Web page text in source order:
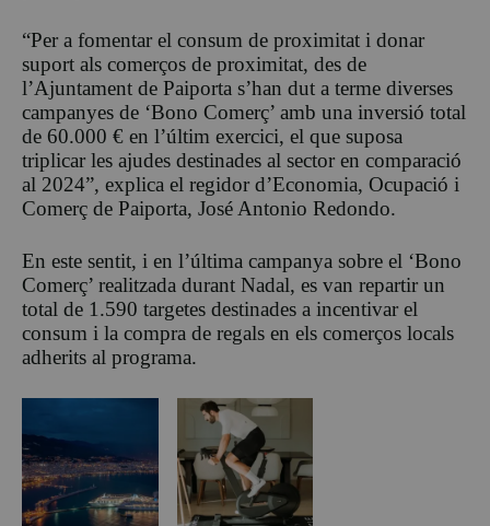
“Per a fomentar el consum de proximitat i donar
suport als comerços de proximitat, des de
l’Ajuntament de Paiporta s’han dut a terme diverses
campanyes de ‘Bono Comerç’ amb una inversió total
de 60.000 € en l’últim exercici, el que suposa
triplicar les ajudes destinades al sector en comparació
al 2024”, explica el regidor d’Economia, Ocupació i
Comerç de Paiporta, José Antonio Redondo.
En este sentit, i en l’última campanya sobre el ‘Bono
Comerç’ realitzada durant Nadal, es van repartir un
total de 1.590 targetes destinades a incentivar el
consum i la compra de regals en els comerços locals
adherits al programa.